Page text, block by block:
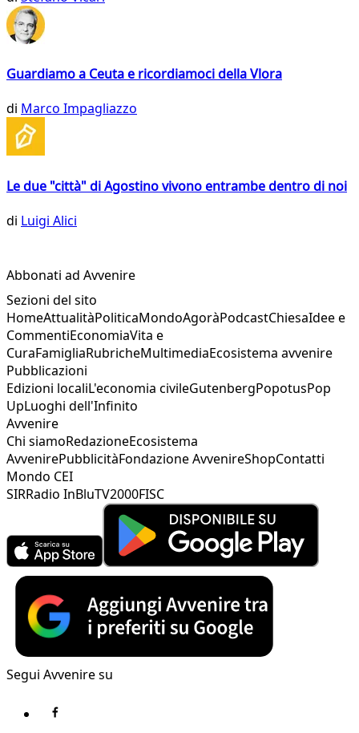
Guardiamo a Ceuta e ricordiamoci della Vlora
di Marco Impagliazzo
Le due "città" di Agostino vivono entrambe dentro di noi
di Luigi Alici
Abbonati ad Avvenire
Sezioni del sito
HomeAttualitàPoliticaMondoAgoràPodcastChiesaIdee e
CommentiEconomiaVita e
CuraFamigliaRubricheMultimediaEcosistema avvenire
Pubblicazioni
Edizioni localiL'economia civileGutenbergPopotusPop
UpLuoghi dell'Infinito
Avvenire
Chi siamoRedazioneEcosistema
AvvenirePubblicitàFondazione AvvenireShopContatti
Mondo CEI
SIRRadio InBluTV2000FISC
Segui Avvenire su